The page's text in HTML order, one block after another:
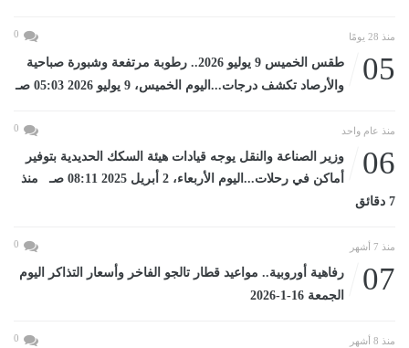
منذ 28 يومًا 0
05
طقس الخميس 9 يوليو 2026.. رطوبة مرتفعة وشبورة صباحية
والأرصاد تكشف درجات...اليوم الخميس، 9 يوليو 2026 05:03 صـ
منذ عام واحد 0
06
وزير الصناعة والنقل يوجه قيادات هيئة السكك الحديدية بتوفير
أماكن في رحلات...اليوم الأربعاء، 2 أبريل 2025 08:11 صـ منذ
7 دقائق
منذ 7 أشهر 0
07
رفاهية أوروبية.. مواعيد قطار تالجو الفاخر وأسعار التذاكر اليوم
الجمعة 16-1-2026
منذ 8 أشهر 0